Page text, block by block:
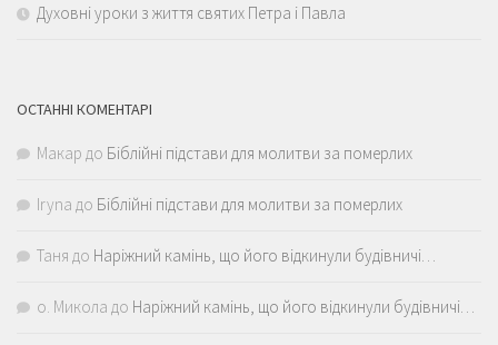
Духовні уроки з життя святих Петра і Павла
ОСТАННІ КОМЕНТАРІ
Макар до Біблійні підстави для молитви за померлих
Iryna до Біблійні підстави для молитви за померлих
Таня до Наріжний камінь, що його відкинули будівничі…
о. Микола до Наріжний камінь, що його відкинули будівничі…